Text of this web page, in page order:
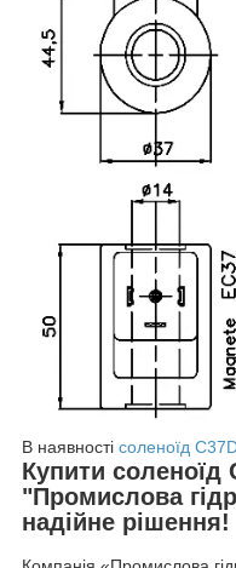
В наявності соленоїд
Купити соленоїд
"Промислова
надійне рішення!